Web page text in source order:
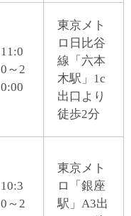
11:0
0～2
0:00
東京メト
ロ日比谷
線「六本
木駅」1c
出口より
徒歩2分
10:3
0～2
東京メト
ロ「銀座
駅」A3出